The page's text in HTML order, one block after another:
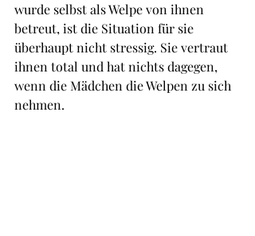
wurde selbst als Welpe von ihnen
betreut, ist die Situation für sie
überhaupt nicht stressig. Sie vertraut
ihnen total und hat nichts dagegen,
wenn die Mädchen die Welpen zu sich
nehmen.